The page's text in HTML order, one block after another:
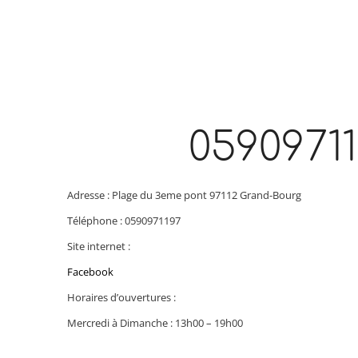
Adresse : Plage du 3eme pont 97112 Grand-Bourg
Téléphone : 0590971197
Site internet :
Facebook
Horaires d’ouvertures :
Mercredi à Dimanche : 13h00 – 19h00